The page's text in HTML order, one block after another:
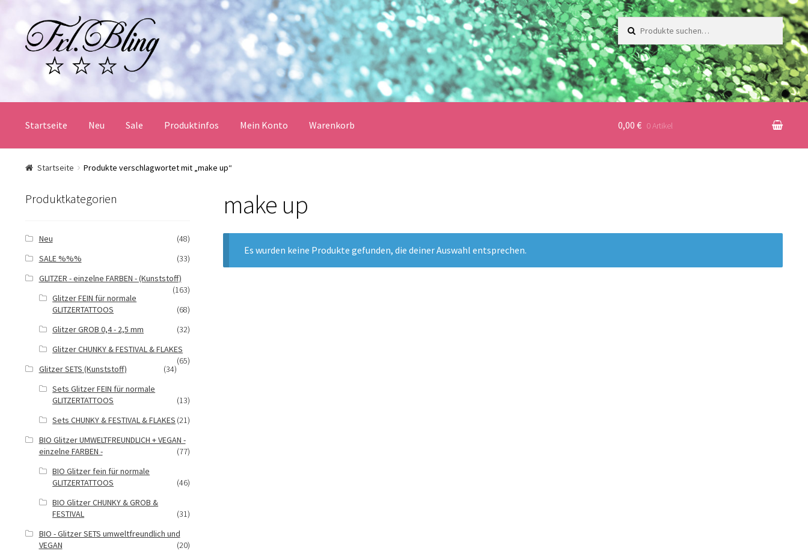
Navigation
springen
zum
Inhalt
Suche
nach:
Startseite Neu Sale Produktinfos Mein Konto Warenkorb
Start AGB und Kundeninformationen Datenschutzerklärung
Mein Konto Produktinfos Versandbedingungen
0,00 € 0 Artikel
Startseite Produkte verschlagwortet mit „make up“
make up
Es wurden keine Produkte gefunden, die deiner Auswahl entsprechen.
Produktkategorien
Neu
(48)
SALE %%%
(33)
GLITZER - einzelne FARBEN - (Kunststoff)
(163)
Glitzer FEIN für normale
GLITZERTATTOOS
(68)
Glitzer GROB 0,4 - 2,5 mm
(32)
Glitzer CHUNKY & FESTIVAL & FLAKES
(65)
Glitzer SETS (Kunststoff)
(34)
Sets Glitzer FEIN für normale
GLITZERTATTOOS
(13)
Sets CHUNKY & FESTIVAL & FLAKES (21)
BIO Glitzer UMWELTFREUNDLICH + VEGAN -
einzelne FARBEN -
(77)
BIO Glitzer fein für normale
GLITZERTATTOOS
(46)
BIO Glitzer CHUNKY & GROB &
FESTIVAL
(31)
BIO - Glitzer SETS umweltfreundlich und
VEGAN
(20)